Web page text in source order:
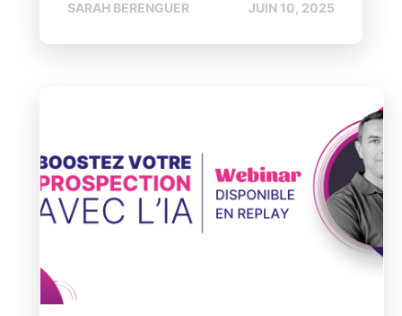
SARAH BERENGUER JUIN 10, 2025